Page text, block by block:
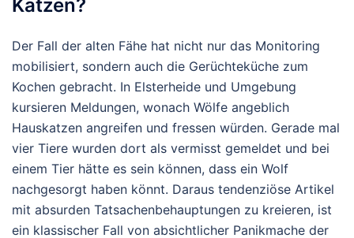
Katzen?
Der Fall der alten Fähe hat nicht nur das Monitoring
mobilisiert, sondern auch die Gerüchteküche zum
Kochen gebracht. In Elsterheide und Umgebung
kursieren Meldungen, wonach Wölfe angeblich
Hauskatzen angreifen und fressen würden. Gerade mal
vier Tiere wurden dort als vermisst gemeldet und bei
einem Tier hätte es sein können, dass ein Wolf
nachgesorgt haben könnt. Daraus tendenziöse Artikel
mit absurden Tatsachenbehauptungen zu kreieren, ist
ein klassischer Fall von absichtlicher Panikmache der